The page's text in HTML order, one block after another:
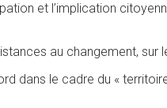
et l’implication
au changement, sur
dans le cadre du «